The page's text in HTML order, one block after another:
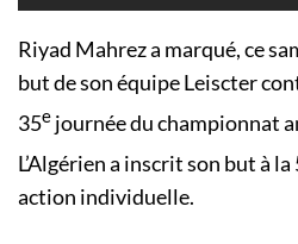
Riyad Mahrez a marqué, ce
but de son équipe Leiscter
35e journée du championnat
L’Algérien a inscrit son but à la
action individuelle.